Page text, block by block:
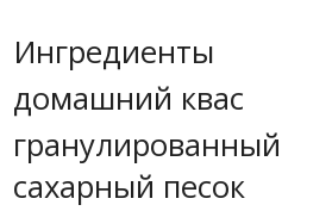
Ингредиенты
домашний квас
гранулированный
сахарный песок